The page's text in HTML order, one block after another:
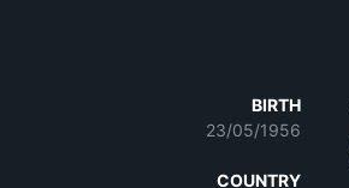
BIRTH
23/05/1956
COUNTRY